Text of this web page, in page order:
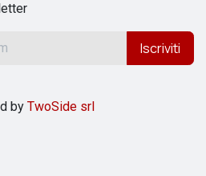
Iscriviti
by TwoSide srl